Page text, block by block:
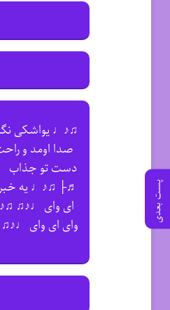
پست بعدی
♫♪♩ یواشکی
صدا اومد و
دست تو جذاب
♬├ ♫♪♩ یه
ای وای ♩♪♫
وای ای وای